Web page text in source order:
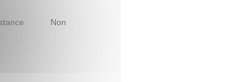
Non